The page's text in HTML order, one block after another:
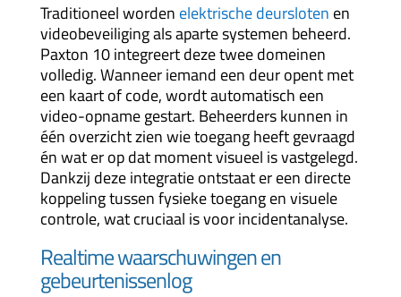
Traditioneel worden elektrische deursloten en
videobeveiliging als aparte systemen beheerd.
Paxton 10 integreert deze twee domeinen
volledig. Wanneer iemand een deur opent met
een kaart of code, wordt automatisch een
video-opname gestart. Beheerders kunnen in
één overzicht zien wie toegang heeft gevraagd
én wat er op dat moment visueel is vastgelegd.
Dankzij deze integratie ontstaat er een directe
koppeling tussen fysieke toegang en visuele
controle, wat cruciaal is voor incidentanalyse.
Realtime waarschuwingen en
gebeurtenissenlog